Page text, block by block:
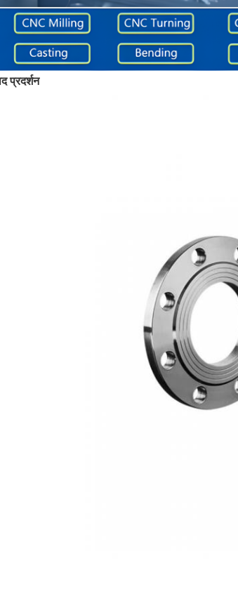
प्रदर्शन